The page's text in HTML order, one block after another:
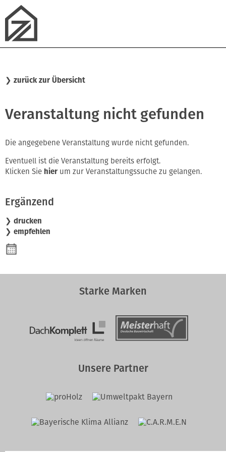
❯ zurück zur Übersicht
Veranstaltung nicht gefunden
Die angegebene Veranstaltung wurde nicht gefunden.
Eventuell ist die Veranstaltung bereits erfolgt.
Klicken Sie hier um zur Veranstaltungssuche zu gelangen.
Ergänzend
❯ drucken
❯ empfehlen
Starke Marken
Unsere Partner